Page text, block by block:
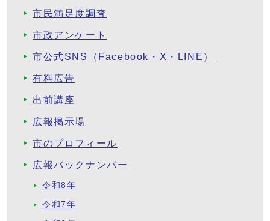
市民満足度調査
市政アンケート
市公式SNS（Facebook・X・LINE）
有料広告
出前講座
広報掲示場
市のプロフィール
広報バックナンバー
令和8年
令和7年